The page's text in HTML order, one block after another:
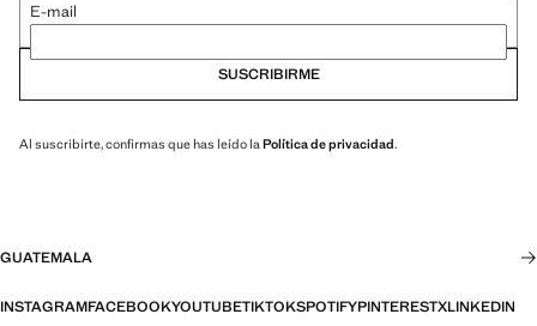
E-mail
SUSCRIBIRME
Al suscribirte, confirmas que has leído laPolítica de privacidad.
GUATEMALA
INSTAGRAMFACEBOOKYOUTUBETIKTOKSPOTIFYPINTERESTXLINKEDIN